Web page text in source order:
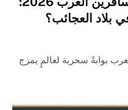
بلاد العجائب؟
بوابةً سحرية لعالمٍ يمزج